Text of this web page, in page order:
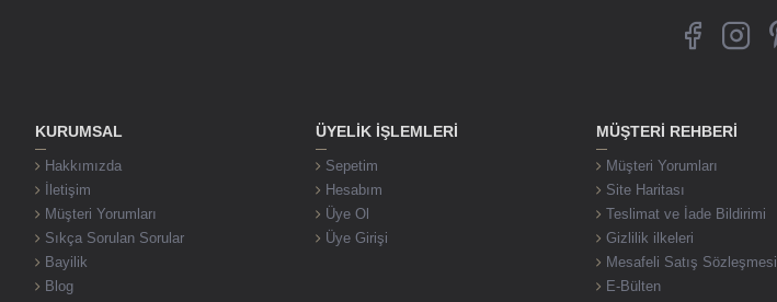
KURUMSAL
Hakkımızda
İletişim
Müşteri Yorumları
Sıkça Sorulan Sorular
Bayilik
Blog
ÜYELIK İŞLEMLERI
Sepetim
Hesabım
Üye Ol
Üye Girişi
MÜŞTERI REHBERI
Müşteri Yorumları
Site Haritası
Teslimat ve İade Bildirimi
Gizlilik ilkeleri
Mesafeli Satış Sözleşmesi
E-Bülten